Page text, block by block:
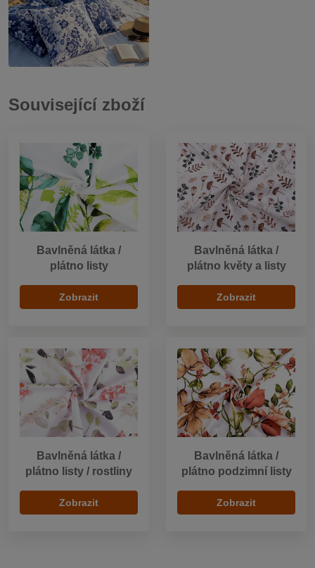
Související zboží
Bavlněná látka /
plátno listy
Zobrazit
Bavlněná látka /
plátno květy a listy
Zobrazit
Bavlněná látka /
plátno listy / rostliny
Zobrazit
Bavlněná látka /
plátno podzimní listy
Zobrazit